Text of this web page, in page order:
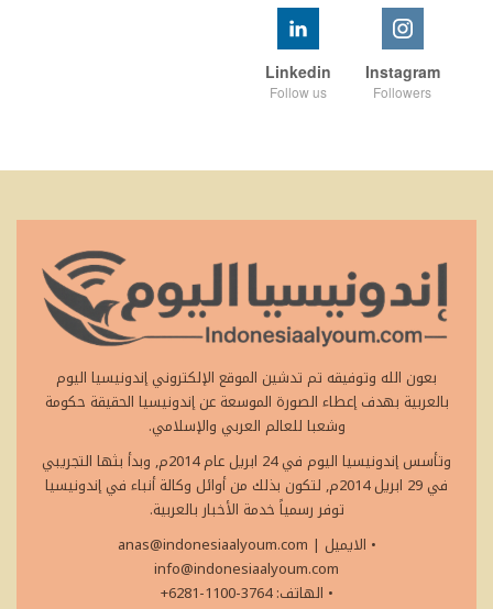
Instagram
Followers
Linkedin
Follow us
بعون الله وتوفيقه تم تدشين الموقع الإلكتروني إندونيسيا اليوم
بالعربية بهدف إعطاء الصورة الموسعة عن إندونيسيا الحقيقة حكومة
وشعبا للعالم العربي والإسلامي.
وتأسس إندونيسيا اليوم في 24 ابريل عام 2014م, وبدأ بثها التجريبي
في 29 ابريل 2014م, لتكون بذلك من أوائل وكالة أنباء في إندونيسيا
توفر رسمياً خدمة الأخبار بالعربية.
• الايميل
anas@indonesiaalyoum.com |
info@indonesiaalyoum.com
• الهاتف: 3764-1100-6281+